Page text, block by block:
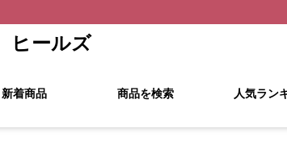
ヒールズ
新着商品 商品を検索 人気ラン